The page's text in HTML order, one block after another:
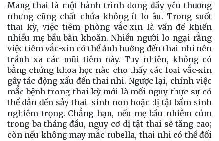
Mang thai là một hành trình đong đầy yêu thương
nhưng cũng chất chứa không ít lo âu. Trong suốt
thai kỳ, việc tiêm phòng vắc-xin là vấn đề khiến
nhiều mẹ bầu băn khoăn. Nhiều người lo ngại rằng
việc tiêm vắc-xin có thể ảnh hưởng đến thai nhi nên
tránh xa các mũi tiêm này. Tuy nhiên, không có
bằng chứng khoa học nào cho thấy các loại vắc-xin
gây tác động xấu đến thai nhi. Ngược lại, chính việc
mắc bệnh trong thai kỳ mới là mối nguy thực sự có
thể dẫn đến sảy thai, sinh non hoặc dị tật bẩm sinh
nghiêm trọng. Chẳng hạn, nếu mẹ bầu nhiễm cúm
trong ba tháng đầu, nguy cơ dị tật thai sẽ tăng cao;
còn nếu không may mắc rubella, thai nhi có thể đối